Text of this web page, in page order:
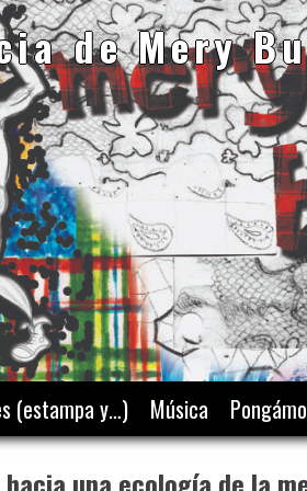
de Mery
(estampa y…) Música